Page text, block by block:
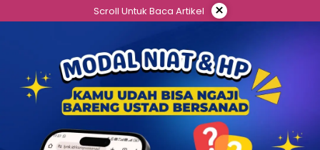
to
Scroll Untuk Baca Artikel ×